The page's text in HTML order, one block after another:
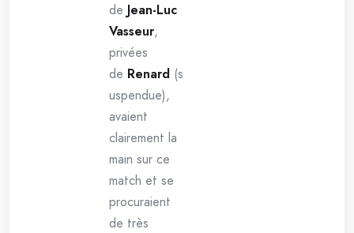
de Jean-Luc
Vasseur,
privées
de Renard (s
uspendue),
avaient
clairement la
main sur ce
match et se
procuraient
de très